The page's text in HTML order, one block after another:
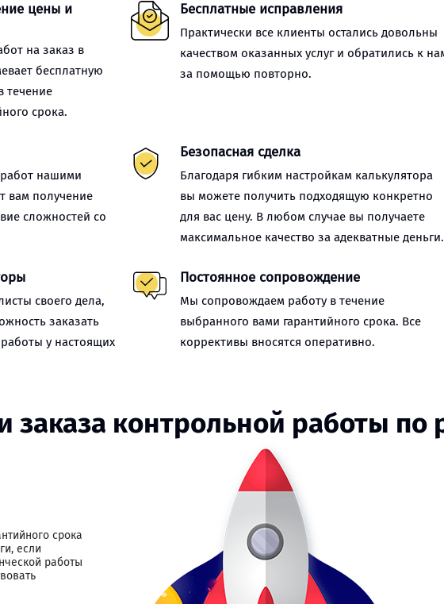
цены и
на заказ в
бесплатную
течение
срока.
Бесплатные исправления
Практически все клиенты остались довольны
качеством оказанных услуг и обратились к
за помощью повторно.
нашими
вам получение
сложностей со
Безопасная сделка
Благодаря гибким настройкам калькулятора
вы можете получить подходящую конкретно
для вас цену. В любом случае вы получаете
максимальное качество за адекватные деньги.
своего дела,
заказать
у настоящих
Постоянное сопровождение
Мы сопровождаем работу в течение
выбранного вами гарантийного срока. Все
коррективы вносятся оперативно.
заказа контрольной работы по
срока
если
работы